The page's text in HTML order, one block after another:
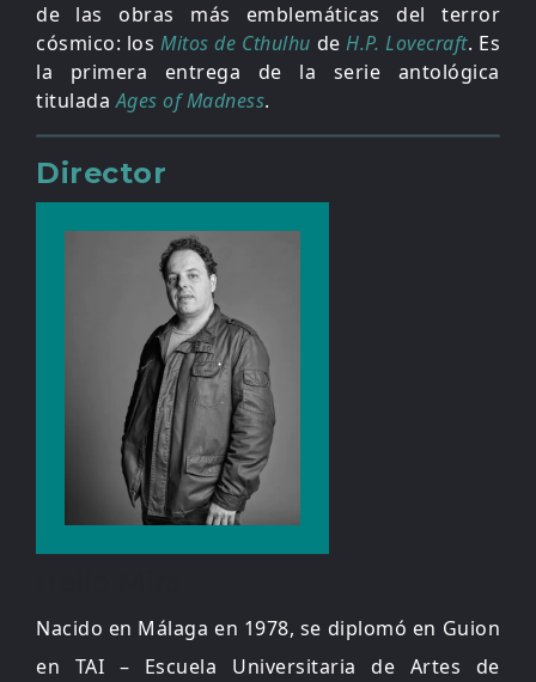
de las obras más emblemáticas del terror
cósmico: los Mitos de Cthulhu deH.P. Lovecraft. Es
la primera entrega de la serie antológica
tituladaAges of Madness.
Director
Nacido en Málaga en 1978, se diplomó en Guion
en TAI – Escuela Universitaria de Artes de